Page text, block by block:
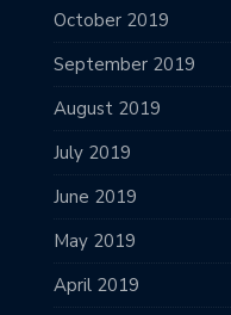
October 2019
September 2019
August 2019
July 2019
June 2019
May 2019
April 2019